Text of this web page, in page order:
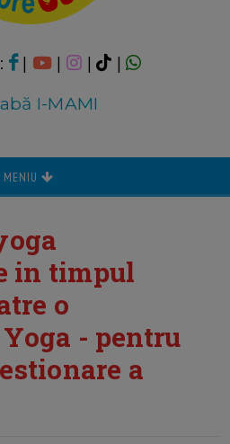
| | |
|
I-MAMI
MENIU
in timpul
o
- pentru
a